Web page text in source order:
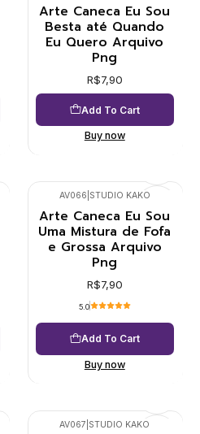
Arte Caneca Eu Sou
Besta até Quando
Eu Quero Arquivo
Png
R$7,90
Add To Cart
Buy now
AV066 STUDIO KAKO
Arte Caneca Eu Sou
Uma Mistura de Fofa
e Grossa Arquivo
Png
R$7,90
5.0
Add To Cart
Buy now
AV067 STUDIO KAKO